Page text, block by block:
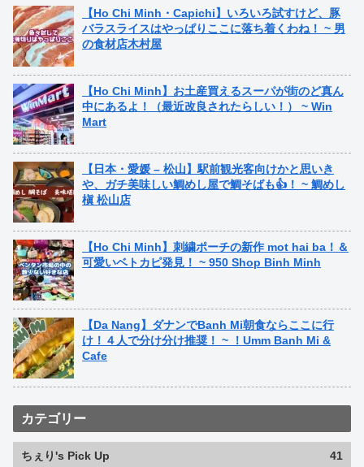
【Ho Chi Minh・Capichi】いろいろ試すけど、豚
バラスライスはやっぱりここに落ち着くわね！ ~ 男
の食材店木村屋
【Ho Chi Minh】お土産買えるスーパが街のど真ん
中にあるよ！（最近改良されたらしい！） ~ Win
Mart
【日本・愛媛 – 松山】駅前観光客向けかと思いき
や、ガチ美味しい鯛めし屋で鯛そばも👍！ ~ 鯛めし
槇 松山店
【Ho Chi Minh】刺繍ポーチの新作 mot hai ba！＆
可愛いベトカピ発見！ ~ 950 Shop Binh Minh
【Da Nang】ダナンでBanh Mi朝食ならここに行
け！４人で分け分け推奨！ ~ ！Umm Banh Mi &
Cafe
カテゴリー
ちぇり's Pick Up 41